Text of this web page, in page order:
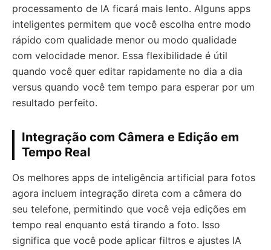
processamento de IA ficará mais lento. Alguns apps
inteligentes permitem que você escolha entre modo
rápido com qualidade menor ou modo qualidade
com velocidade menor. Essa flexibilidade é útil
quando você quer editar rapidamente no dia a dia
versus quando você tem tempo para esperar por um
resultado perfeito.
Integração com Câmera e Edição em
Tempo Real
Os melhores apps de inteligência artificial para fotos
agora incluem integração direta com a câmera do
seu telefone, permitindo que você veja edições em
tempo real enquanto está tirando a foto. Isso
significa que você pode aplicar filtros e ajustes IA